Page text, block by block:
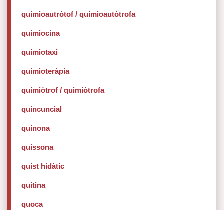
quimioautròtof / quimioautòtrofa
quimiocina
quimiotaxi
quimioteràpia
quimiòtrof / quimiòtrofa
quincuncial
quinona
quissona
quist hidàtic
quitina
quoca